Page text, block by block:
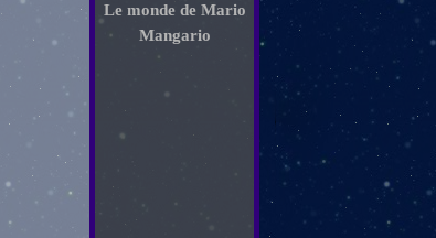
Le monde de Mario
Mangario